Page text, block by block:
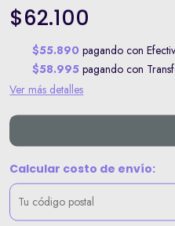
$62.100
$55.890 pagando con
$58.995 pagando con
Ver más detalles
Calcular costo de envío: